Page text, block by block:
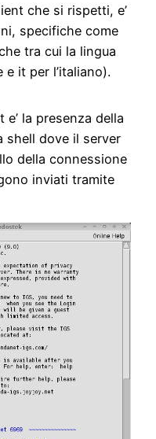
che si rispetti, e’
specifiche come
tra cui la lingua
e it per l’italiano).
e’ la presenza della
shell dove il server
della connessione
inviati tramite